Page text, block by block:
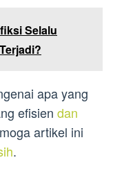
Selalu
apa yang
efisien dan
artikel ini
.